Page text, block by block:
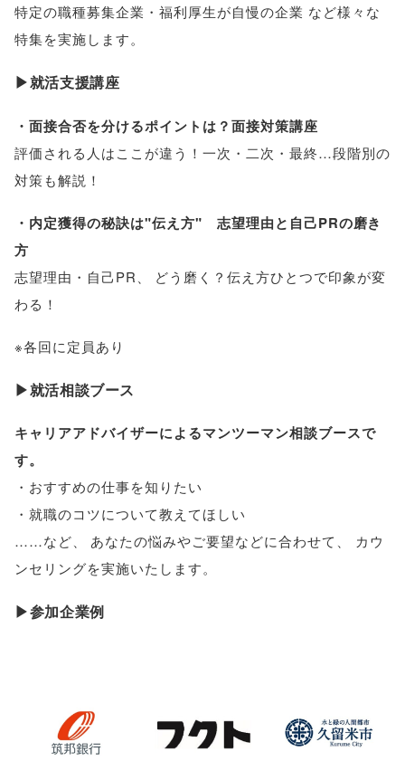
特定の職種募集企業・福利厚生が自慢の企業 など様々な
特集を実施します。
▶就活支援講座
・面接合否を分けるポイントは？面接対策講座
評価される人はここが違う！一次・二次・最終…段階別の
対策も解説！
・内定獲得の秘訣は"伝え方" 志望理由と自己PRの磨き
方
志望理由・自己PR
どう磨く？伝え方ひとつで印象が変
わる！
※各回に定員あり
▶就活相談ブース
キャリアアドバイザーによるマンツーマン相談ブースで
す。
・おすすめの仕事を知りたい
・就職のコツについて教えてほしい
……など、 あなたの悩みやご要望などに合わせて 、
カウ
ンセリングを実施いたします。
▶参加企業例